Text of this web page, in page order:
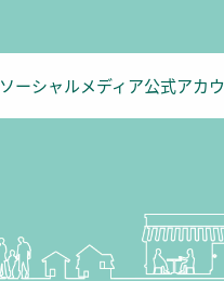
ソーシャルメディア公式アカ